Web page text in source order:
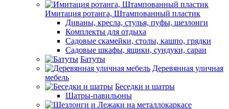
Имитация ротанга, Штампованный пластик
Диваны, кресла, стулья, пуфы, шезлонги
Комплекты для отдыха
Садовые скамейки, столы, кашпо, грядки
Садовые шкафы, ящики, сундуки, сараи
Батуты
Деревянная уличная
мебель
Беседки и шатры
Шатры-павильоны